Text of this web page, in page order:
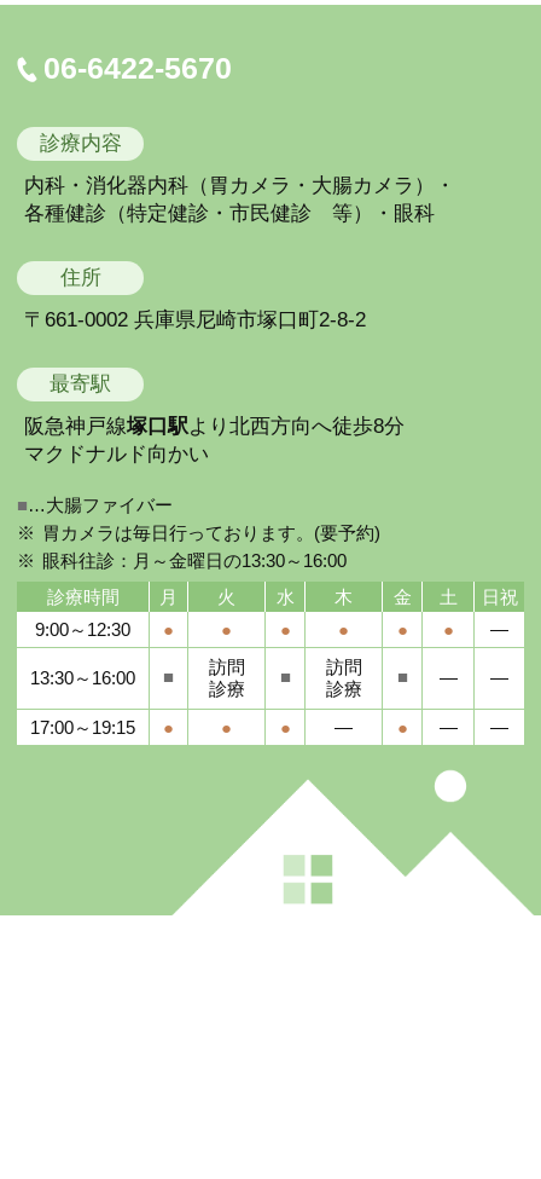
06-6422-5670
診療内容
内科・消化器内科（胃カメラ・大腸カメラ）・
各種健診（特定健診・市民健診 等）・眼科
住所
〒661-0002 兵庫県尼崎市塚口町2-8-2
最寄駅
阪急神戸線塚口駅より北西方向へ徒歩8分
マクドナルド向かい
■…大腸ファイバー
胃カメラは毎日行っております。(要予約)
眼科往診：月～金曜日の13:30～16:00
診療時間
月 火 水 木 金 土
日祝
9:00～12:30
● ● ● ● ● ● ―
13:30～16:00 ■
訪問
診療
■
訪問
診療
■ ― ―
17:00～19:15 ● ● ● ― ● ― ―